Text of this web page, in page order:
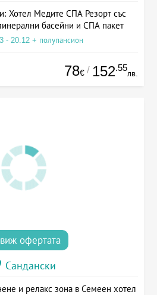
Хотел Медите СПА Резорт със
басейни и СПА пакет
- 20.12 + полупансион
78€ / 152.55
лв.
виж офертата
Сандански
и релакс зона в Семеен хотел